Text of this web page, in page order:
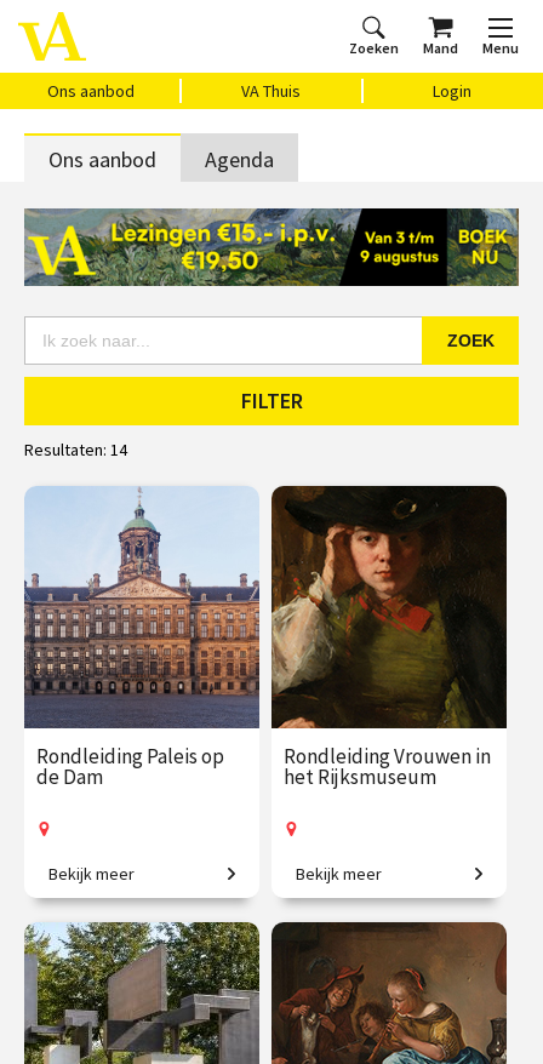
Zoeken Mand Menu
Ons aanbod VA Thuis Login
Home
Ons aanbod
Agenda
VAthuis
Over ons
Vragen?
Cadeaubon
Ons aanbod Agenda
ZOEK
FILTER
Resultaten: 14
Rondleiding Paleis op
de Dam
Kom mee en ontdek het
mooiste stadhuis van de
Gouden Eeuw!
€ 27.50
vanaf 12
aug.
Op locatie
Bekijk meer
Rondleiding Vrouwen in
het Rijksmuseum
Van legendarische heldinnen
tot regentessen.
€ 27.50
vanaf 19
aug.
Op locatie
Bekijk meer